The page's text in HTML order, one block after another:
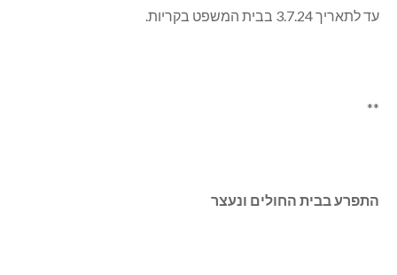
עד לתאריך 3.7.24 בבית המשפט בקריות.
**
התפרע בבית החולים ונעצר